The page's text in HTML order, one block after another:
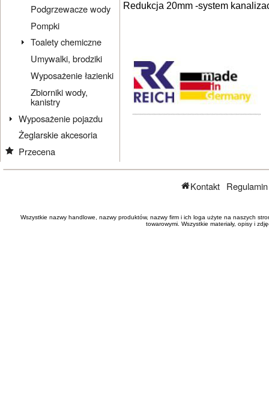
Podgrzewacze wody
Pompki
Toalety chemiczne
Umywalki, brodziki
Wyposażenie łazienki
Zbiorniki wody,
kanistry
Wyposażenie pojazdu
Żeglarskie akcesoria
Przecena
Redukcja 20mm -system
Kontakt
Wszystkie nazwy handlowe, nazwy produktów, nazwy firm i ich loga użyte na naszych
towarowymi. Wszystkie materiały, opisy i